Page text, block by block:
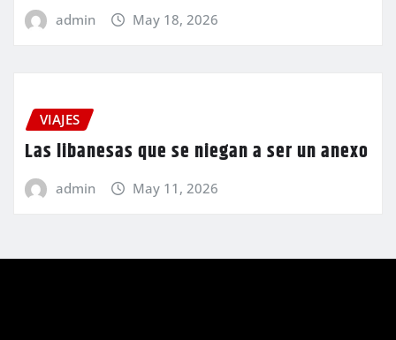
admin May 18, 2026
VIAJES
Las libanesas que se niegan a ser un anexo
admin May 11, 2026